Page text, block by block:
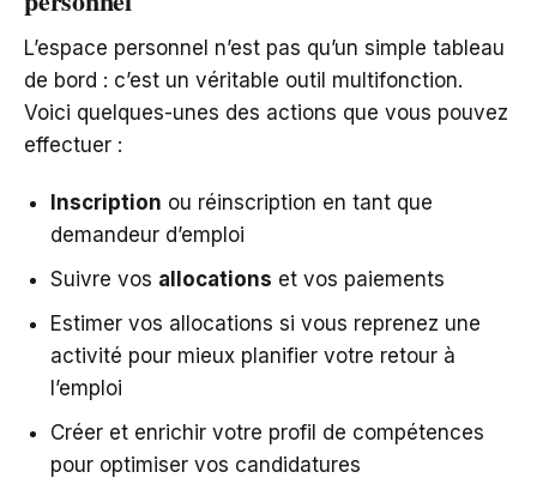
L’espace personnel n’est pas qu’un simple tableau
de bord : c’est un véritable outil multifonction.
Voici quelques-unes des actions que vous pouvez
effectuer :
Inscription ou réinscription en tant que
demandeur d’emploi
Suivre vos allocations et vos paiements
Estimer vos allocations si vous reprenez une
activité pour mieux planifier votre retour à
l’emploi
Créer et enrichir votre profil de compétences
pour optimiser vos candidatures